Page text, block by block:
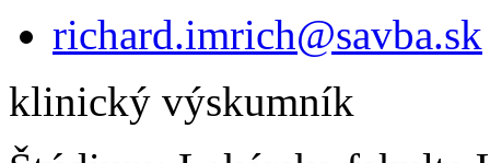
richard.imrich@savba.sk
klinický výskumník